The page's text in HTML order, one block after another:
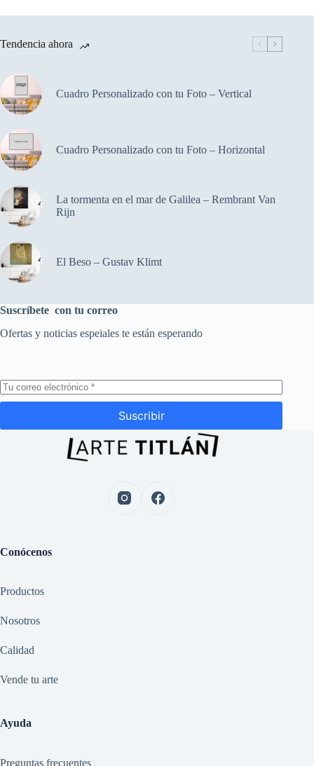
Tendencia ahora
Cuadro Personalizado con tu Foto – Vertical
Cuadro Personalizado con tu Foto – Horizontal
La tormenta en el mar de Galilea – Rembrant Van
Rijn
El Beso – Gustav Klimt
Suscríbete con tu correo
Ofertas y noticias espeiales te están esperando
Suscribir
Conócenos
Productos
Nosotros
Calidad
Vende tu arte
Ayuda
Preguntas frecuentes